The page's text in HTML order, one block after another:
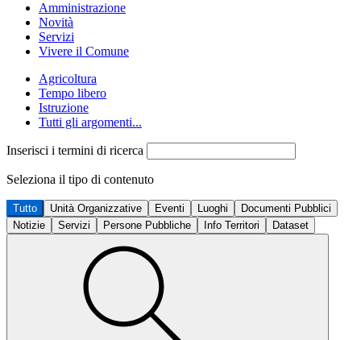
Amministrazione
Novità
Servizi
Vivere il Comune
Agricoltura
Tempo libero
Istruzione
Tutti gli argomenti...
Inserisci i termini di ricerca
Seleziona il tipo di contenuto
Tutto Unità Organizzative Eventi Luoghi
Documenti Pubblici
Notizie
Servizi Persone Pubbliche Info Territori Dataset